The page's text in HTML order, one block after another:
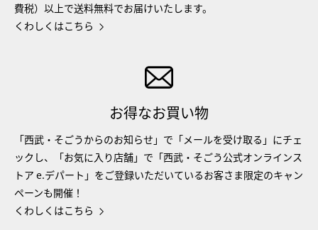
費税）以上で送料無料でお届けいたします。
くわしくはこちら
お得なお買い物
「西武・そごうからのお知らせ」で「メールを受け取る」にチェ
ックし、「お気に入り店舗」で「西武・そごう公式オンラインス
トア e.デパート」をご登録いただいているお客さま限定のキャン
ペーンも開催！
くわしくはこちら